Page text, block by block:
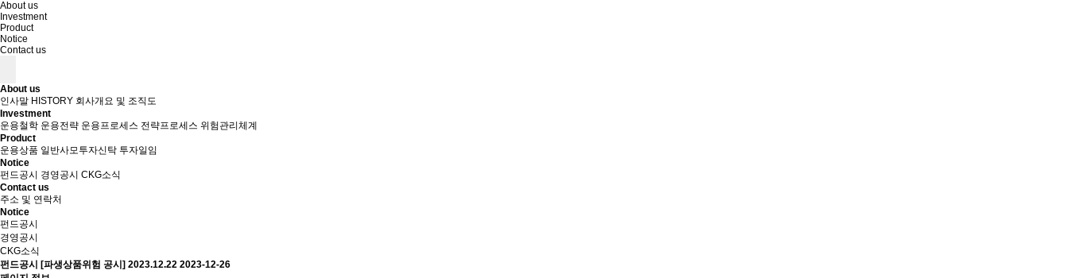
About us
Investment
Product
Notice
Contact us
About us
인사말 HISTORY 회사개요 및 조직도
Investment
운용철학 운용전략 운용프로세스 전략프로세스 위험관리체계
Product
운용상품 일반사모투자신탁 투자일임
Notice
펀드공시
경영공시 CKG소식
Contact us
주소 및 연락처
Notice
펀드공시
경영공시
CKG소식
펀드공시
[파생상품위험 공시] 2023.12.22 2023-12-26